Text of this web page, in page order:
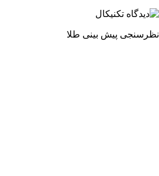
نظرسنجی پیش بینی طلا